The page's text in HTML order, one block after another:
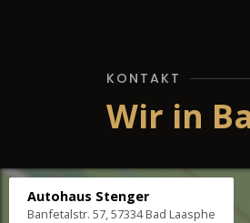
KONTAKT
Wir in
Autohaus Stenger
Banfetalstr. 57, 57334 Bad Laasphe